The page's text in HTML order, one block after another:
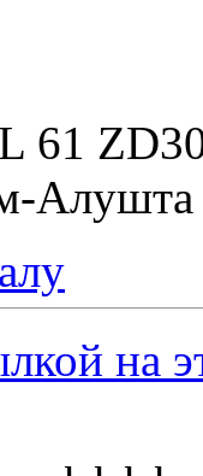
61
Алушта